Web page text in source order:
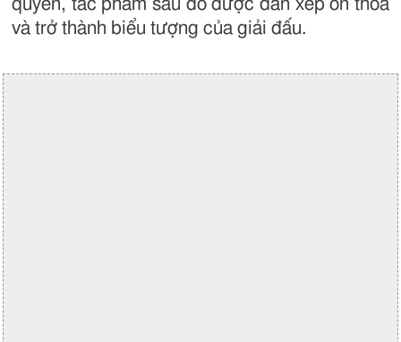
quyền, tác phẩm sau đó được dàn xếp ổn thỏa
và trở thành biểu tượng của giải đấu.